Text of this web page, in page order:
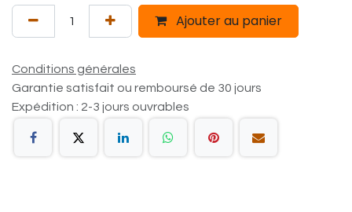
Ajouter au panier
Conditions générales
Garantie satisfait ou remboursé de 30 jours
Expédition : 2-3 jours ouvrables